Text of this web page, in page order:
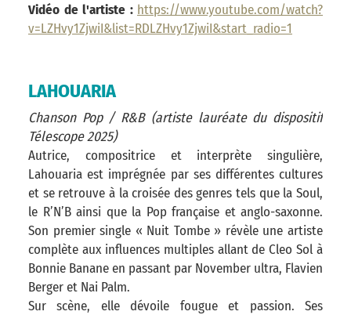
Vidéo de l'artiste : https://www.youtube.com/watch?
v=LZHvy1ZjwiI&list=RDLZHvy1ZjwiI&start_radio=1
LAHOUARIA
Chanson Pop / R&B (artiste lauréate du dispositif
Télescope 2025)
Autrice, compositrice et interprète singulière,
Lahouaria est imprégnée par ses différentes cultures
et se retrouve à la croisée des genres tels que la Soul,
le R’N’B ainsi que la Pop française et anglo-saxonne.
Son premier single « Nuit Tombe » révèle une artiste
complète aux influences multiples allant de Cleo Sol à
Bonnie Banane en passant par November ultra, Flavien
Berger et Nai Palm.
Sur scène, elle dévoile fougue et passion. Ses